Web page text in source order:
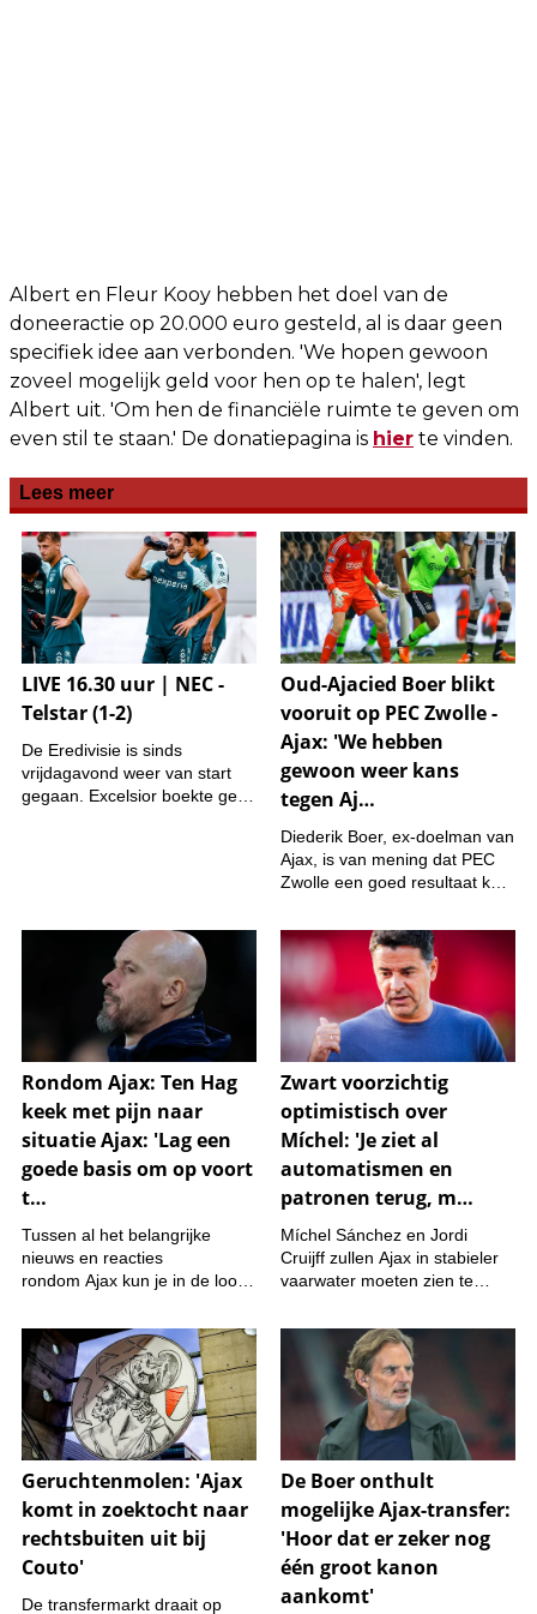
Albert en Fleur Kooy hebben het doel van de
doneeractie op 20.000 euro gesteld, al is daar geen
specifiek idee aan verbonden. 'We hopen gewoon
zoveel mogelijk geld voor hen op te halen', legt
Albert uit. 'Om hen de financiële ruimte te geven om
even stil te staan.' De donatiepagina is hier te vinden.